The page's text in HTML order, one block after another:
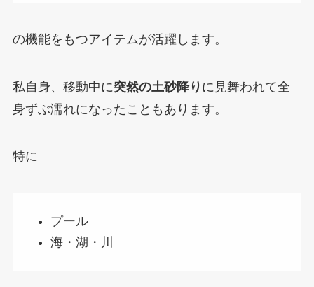
の機能をもつアイテムが活躍します。
私自身、移動中に突然の土砂降り に見舞われて全
身ずぶ濡れになったこともあります。
特に
プール
海・湖・川